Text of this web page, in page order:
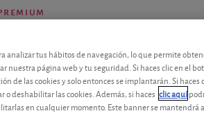
Los análisis y consejos de nuestros
analizar tus hábitos de navegación, lo que permite
nuestra página web y tu seguridad. Si haces clic en el
de las cookies y solo entonces se implantarán. Si haces
deshabilitar las cookies. Además, si haces clic aquí
en cualquier momento. Este banner se mantendrá